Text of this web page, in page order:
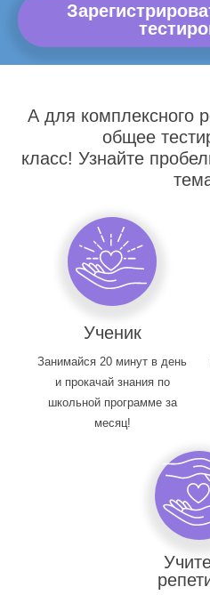
А для комплексного
общее
класс! Узнайте
Ученик
Занимайся 20 минут в день
и прокачай знания по
школьной программе за
месяц!